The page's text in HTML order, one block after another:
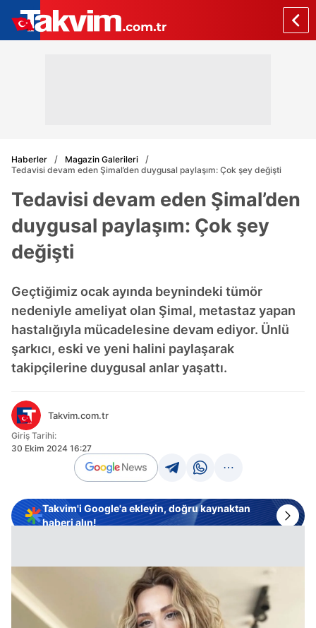
Haberler
Magazin Galerileri
Tedavisi devam eden Şimal’den duygusal paylaşım: Çok şey değişti
Tedavisi devam eden Şimal’den
duygusal paylaşım: Çok şey
değişti
Geçtiğimiz ocak ayında beynindeki tümör
nedeniyle ameliyat olan Şimal, metastaz yapan
hastalığıyla mücadelesine devam ediyor. Ünlü
şarkıcı, eski ve yeni halini paylaşarak
takipçilerine duygusal anlar yaşattı.
Takvim.com.tr
Giriş Tarihi:
30 Ekim 2024 16:27
Takvim'i Google'a ekleyin, doğru kaynaktan
haberi alın!